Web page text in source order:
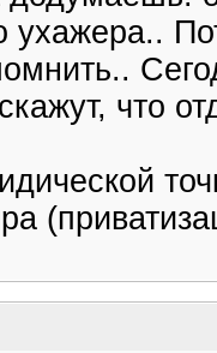
ухажера..
что